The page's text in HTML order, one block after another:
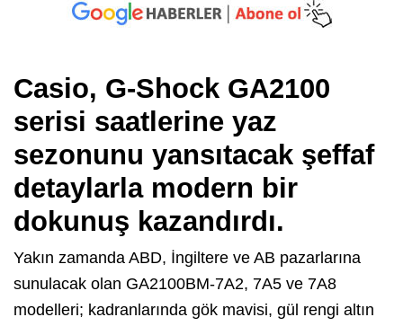
Casio, G-Shock GA2100
serisi saatlerine yaz
sezonunu yansıtacak şeffaf
detaylarla modern bir
dokunuş kazandırdı.
Yakın zamanda ABD, İngiltere ve AB pazarlarına
sunulacak olan GA2100BM-7A2, 7A5 ve 7A8
modelleri; kadranlarında gök mavisi, gül rengi altın